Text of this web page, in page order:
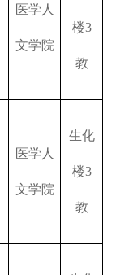
医学人
文学院
楼3
教
医学人
文学院
生化
楼3
教